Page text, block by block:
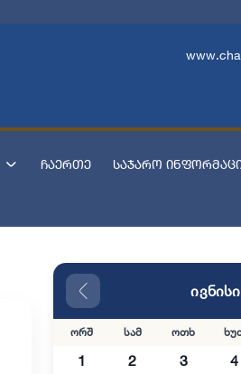
ჩაერთე საჯარო
ორშ სამ ოთხ
1 2 3 4